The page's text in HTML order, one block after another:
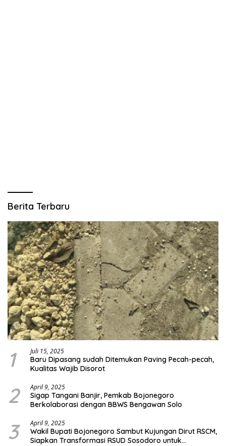
Berita Terbaru
1 Juli 15, 2025
Baru Dipasang sudah Ditemukan Paving Pecah-pecah,
Kualitas Wajib Disorot
2 April 9, 2025
Sigap Tangani Banjir, Pemkab Bojonegoro
Berkolaborasi dengan BBWS Bengawan Solo
3 April 9, 2025
Wakil Bupati Bojonegoro Sambut Kujungan Dirut RSCM,
Siapkan Transformasi RSUD Sosodoro untuk